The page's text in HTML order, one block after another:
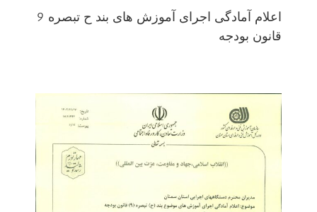
اعلام آمادگی اجرای آموزش های بند ح تبصره 9
قانون بودجه